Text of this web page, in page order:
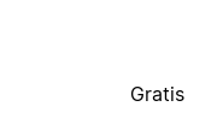
Gratis